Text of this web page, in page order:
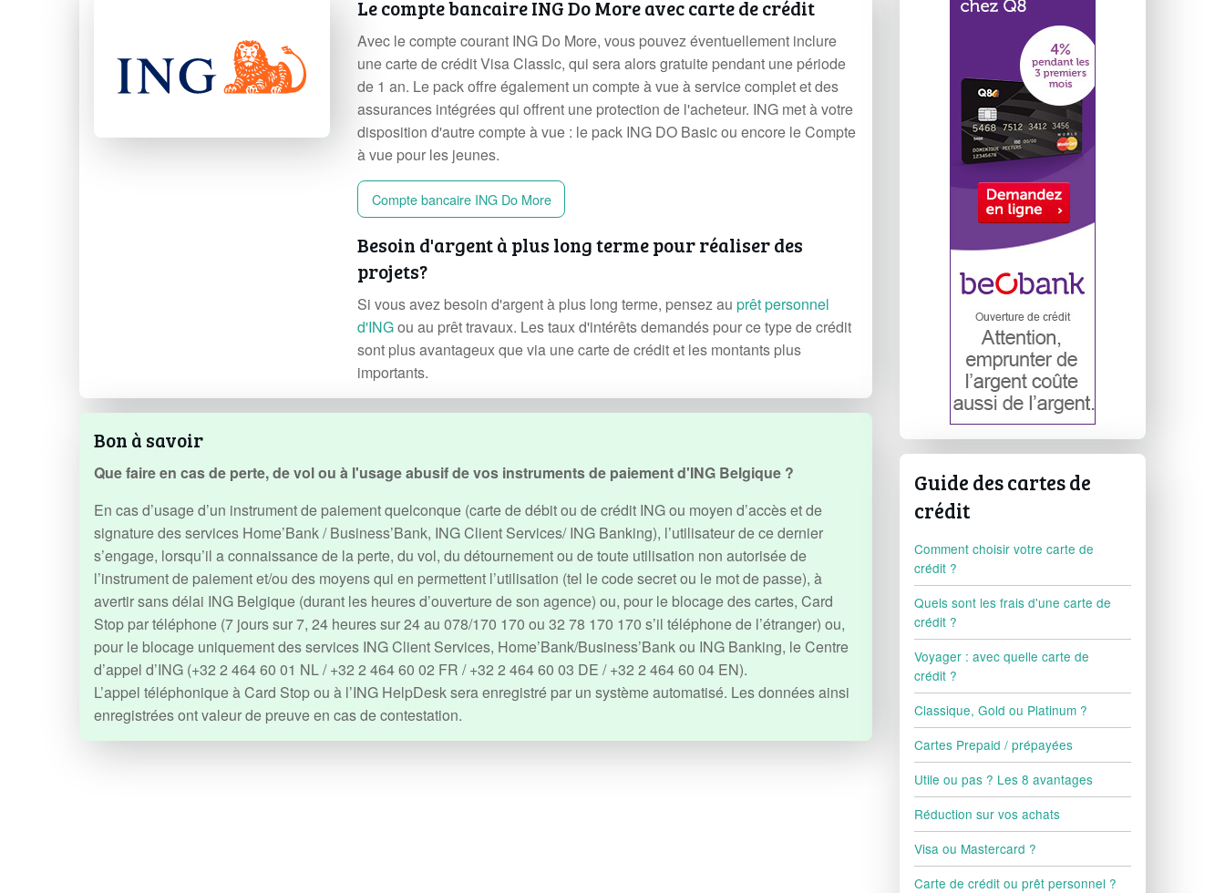
Le compte bancaire ING Do More avec carte de crédit
Avec le compte courant ING Do More, vous pouvez éventuellement inclure
une carte de crédit Visa Classic, qui sera alors gratuite pendant une période
de 1 an. Le pack offre également un compte à vue à service complet et des
assurances intégrées qui offrent une protection de l'acheteur. ING met à votre
disposition d'autre compte à vue : le pack ING DO Basic ou encore le Compte
à vue pour les jeunes.
Compte bancaire ING Do More
Besoin d'argent à plus long terme pour réaliser des
projets?
Si vous avez besoin d'argent à plus long terme, pensez auprêt personnel
d'INGou au prêt travaux. Les taux d'intérêts demandés pour ce type de crédit
sont plus avantageux que via une carte de crédit et les montants plus
importants.
Bon à savoir
Que faire en cas de perte, de vol ou à l'usage abusif de vos instruments de paiement d'ING Belgique ?
En cas d’usage d’un instrument de paiement quelconque (carte de débit ou de crédit ING ou moyen d’accès et de
signature des services Home’Bank / Business’Bank, ING Client Services/ ING Banking), l’utilisateur de ce dernier
s’engage, lorsqu’il a connaissance de la perte, du vol, du détournement ou de toute utilisation non autorisée de
l’instrument de paiement et/ou des moyens qui en permettent l’utilisation (tel le code secret ou le mot de passe), à
avertir sans délai ING Belgique (durant les heures d’ouverture de son agence) ou, pour le blocage des cartes, Card
Stop par téléphone (7 jours sur 7, 24 heures sur 24 au 078/170 170 ou 32 78 170 170 s’il téléphone de l’étranger) ou,
pour le blocage uniquement des services ING Client Services, Home’Bank/Business’Bank ou ING Banking, le Centre
d’appel d’ING (+32 2 464 60 01 NL / +32 2 464 60 02 FR / +32 2 464 60 03 DE / +32 2 464 60 04 EN).
L’appel téléphonique à Card Stop ou à l’ING HelpDesk sera enregistré par un système automatisé. Les données ainsi
enregistrées ont valeur de preuve en cas de contestation.
Guide des cartes de
crédit
Comment choisir votre carte de
crédit ?
Quels sont les frais d'une carte de
crédit ?
Voyager : avec quelle carte de
crédit ?
Classique, Gold ou Platinum ?
Cartes Prepaid / prépayées
Utile ou pas ? Les 8 avantages
Réduction sur vos achats
Visa ou Mastercard ?
Carte de crédit ou prêt personnel ?